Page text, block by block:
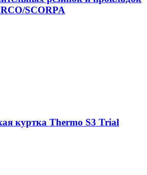
SCORPA
куртка Thermo S3 Trial